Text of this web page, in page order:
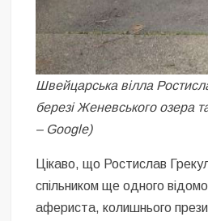
Швейцарська вілла
березі Женевського озера
– Google)
Цікаво, що Ростислав
спільником ще одного
афериста, колишнього